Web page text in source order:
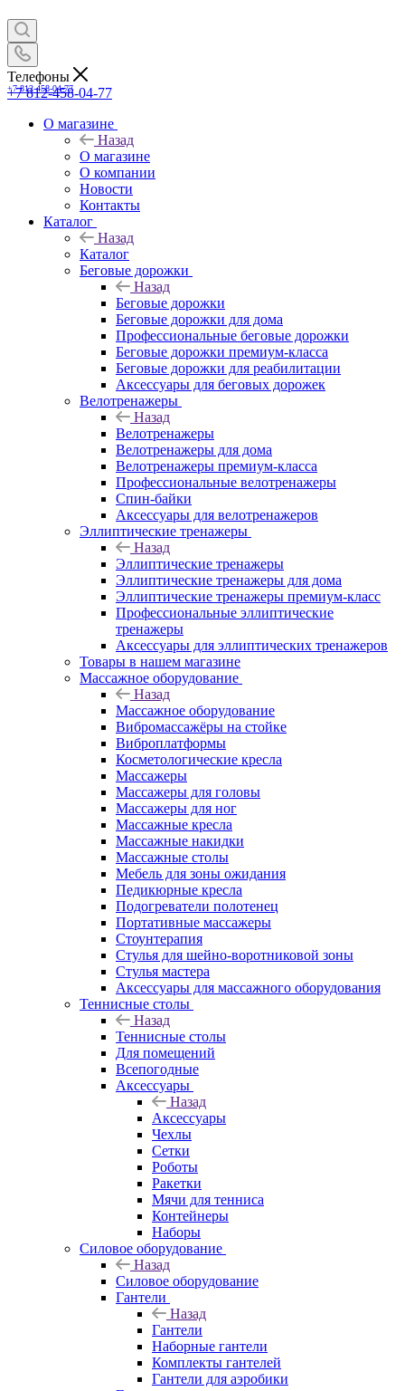
+7 812-458-04-77
Телефоны
+7 812-458-04-77
О магазине
Назад
О магазине
О компании
Новости
Контакты
Каталог
Назад
Каталог
Беговые дорожки
Назад
Беговые дорожки
Беговые дорожки для дома
Профессиональные беговые дорожки
Беговые дорожки премиум-класса
Беговые дорожки для реабилитации
Аксессуары для беговых дорожек
Велотренажеры
Назад
Велотренажеры
Велотренажеры для дома
Велотренажеры премиум-класса
Профессиональные велотренажеры
Спин-байки
Аксессуары для велотренажеров
Эллиптические тренажеры
Назад
Эллиптические тренажеры
Эллиптические тренажеры для дома
Эллиптические тренажеры премиум-класс
Профессиональные эллиптические
тренажеры
Аксессуары для эллиптических тренажеров
Товары в нашем магазине
Массажное оборудование
Назад
Массажное оборудование
Вибромассажёры на стойке
Виброплатформы
Косметологические кресла
Массажеры
Массажеры для головы
Массажеры для ног
Массажные кресла
Массажные накидки
Массажные столы
Мебель для зоны ожидания
Педикюрные кресла
Подогреватели полотенец
Портативные массажеры
Стоунтерапия
Стулья для шейно-воротниковой зоны
Стулья мастера
Аксессуары для массажного оборудования
Теннисные столы
Назад
Теннисные столы
Для помещений
Всепогодные
Аксессуары
Назад
Аксессуары
Чехлы
Сетки
Роботы
Ракетки
Мячи для тенниса
Контейнеры
Наборы
Силовое оборудование
Назад
Силовое оборудование
Гантели
Назад
Гантели
Наборные гантели
Комплекты гантелей
Гантели для аэробики